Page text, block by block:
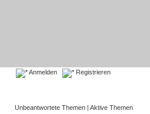
Anmelden Registrieren
Unbeantwortete Themen | Aktive Themen